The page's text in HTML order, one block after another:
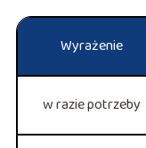
Wyrażenie
w razie potrzeby